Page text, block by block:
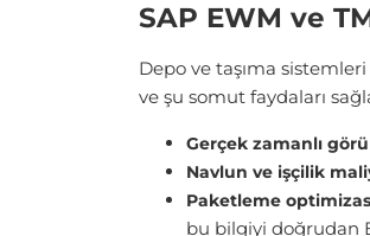
SAP EWM ve
Depo ve taşıma
ve şu somut faydaları
Gerçek zamanlı
Navlun ve işçilik
Paketleme
bu bilgiyi doğrudan